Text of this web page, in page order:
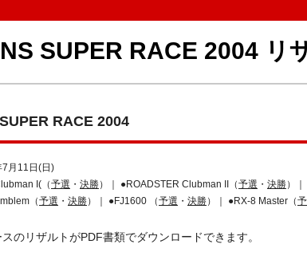
SUPER RACE 2004 リ
RACE 2004
7月11日(日)
I(（予選 ・ 決勝）｜ ●ROADSTER Clubman II（予選 ・ 決勝）｜
（予選 ・ 決勝）｜ ●FJ1600 （予選 ・ 決勝）｜ ●RX-8 Master（
のリザルトがPDF書類でダウンロードできます。